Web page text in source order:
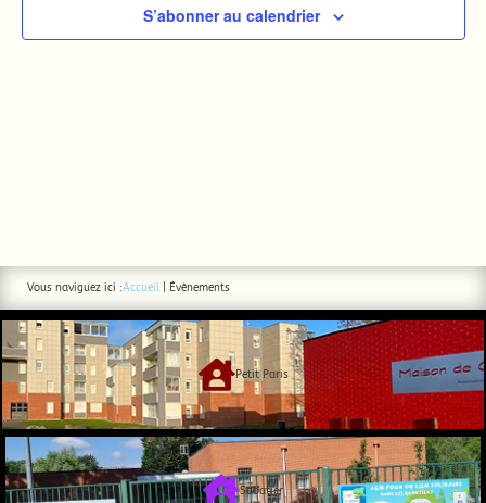
S’abonner au calendrier
Vous naviguez ici :Accueil| Évènements
Petit Paris
Sabatier